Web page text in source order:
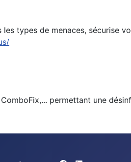
types de menaces, sécurise
permettant une